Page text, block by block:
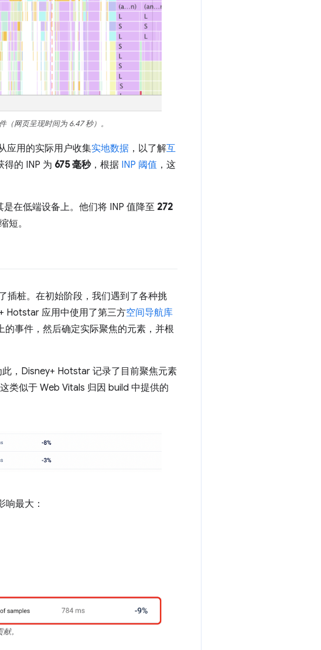
网页呈现时间为 6.47 秒）。
应用的实际用户收集实地数据 ，以了解互
得的 INP 为 675 毫秒，根据 INP 阈值 ，这
在低端设备上。他们将 INP 值降至 272
短。
插桩。在初始阶段，我们遇到了各种挑
Hotstar 应用中使用了第三方空间导航库
的事件，然后确定实际聚焦的元素，并根
，Disney+ Hotstar 记录了目前聚焦元素
类似于 Web Vitals 归因 build 中提供的
最大：
。